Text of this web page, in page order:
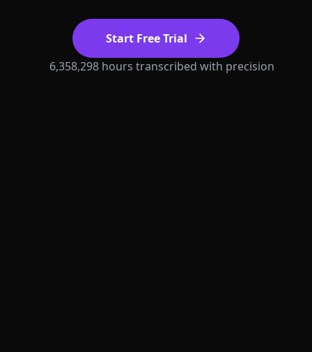
Start Free Trial
6,358,298 hours transcribed with precision